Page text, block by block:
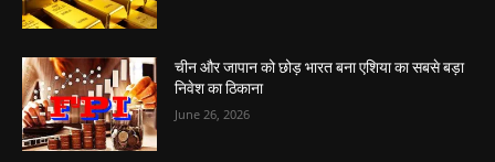
चीन और जापान को छोड़ भारत बना एशिया का सबसे बड़ा
निवेश का ठिकाना
June 26, 2026